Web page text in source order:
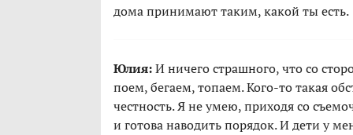
дома принимают таким, какой ты есть.
Юлия:И ничего страшного, что со
поем, бегаем, топаем. Кого-то такая
честность. Я не умею, приходя со
и готова наводить порядок. И дети у